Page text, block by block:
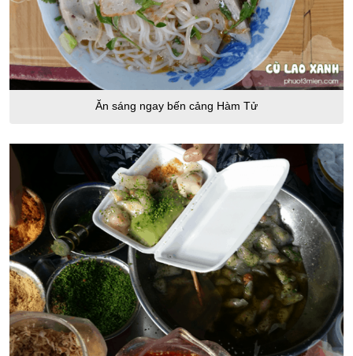
Ăn sáng ngay bến cảng Hàm Tử